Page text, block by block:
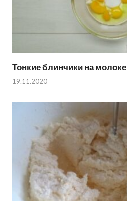
Тонкие блинчики на молоке
19.11.2020